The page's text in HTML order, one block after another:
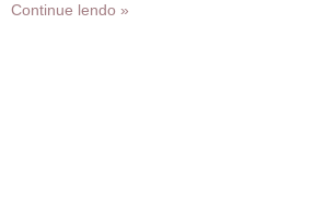
Continue lendo »